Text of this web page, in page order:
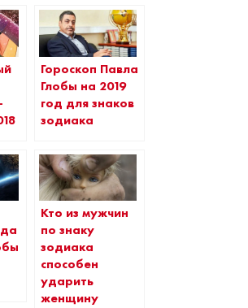
Гороскоп Павла
Глобы на 2019
год для знаков
зодиака
Кто из мужчин
по знаку
зодиака
способен
ударить
женщину